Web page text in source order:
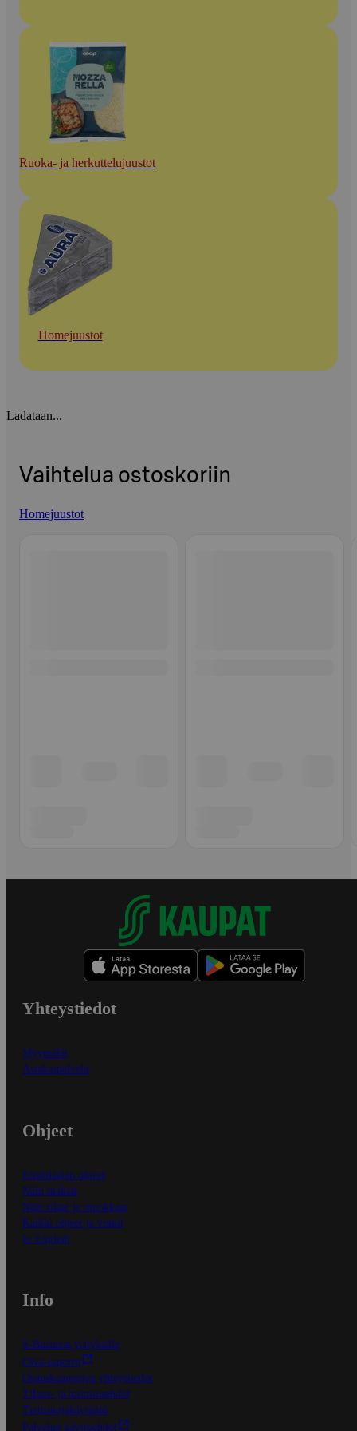
Ruoka- ja herkuttelujuustot
Homejuustot
Ladataan...
Vaihtelua ostoskoriin
Homejuustot
Yhteystiedot
Myymälät
Asiakaspalvelu
Ohjeet
Ensitilaajan ohjeet
Näin maksat
Näin tilaat ja muokkaat
Kaikki ohjeet ja vinkit
In English
Info
S-Business yrityksille
Oiva-raportit
Osuuskauppojen yhteystiedot
Tilaus- ja toimitusehdot
Tietosuojakäytäntö
Palvelun käyttöehdot